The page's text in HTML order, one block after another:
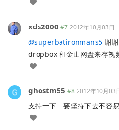
xds2000 #7 2012年10月03日
@superbatironmans5 谢
dropbox 和金山网盘来存视
ghostm55 #8 2012年10月03
支持一下，要坚持下去不容